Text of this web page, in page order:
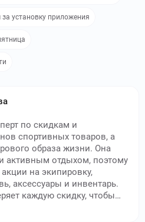
установку приложения
по скидкам и
спортивных товаров, а
образа жизни. Она
активным отдыхом, поэтому
на экипировку,
аксессуары и инвентарь.
каждую скидку, чтобы
актуальности и не